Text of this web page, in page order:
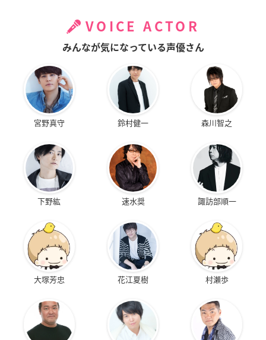
VOICE ACTOR
みんなが気になっている声優さん
宮野真守 鈴村健一 森川智之
下野紘 速水奨 諏訪部順一
大塚芳忠 花江夏樹 村瀬歩